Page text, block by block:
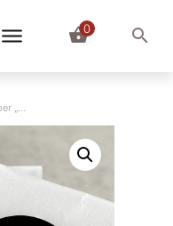
0
Aufkleber „Lettering” With Love